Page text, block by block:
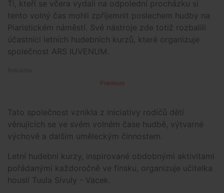
Ti, kteří se včera vydali na odpolední procházku si
tento volný čas mohli zpříjemnit poslechem hudby na
Piaristickém náměstí. Své nástroje zde totiž rozbalili
účastníci letních hudebních kurzů, které organizuje
společnost ARS IUVENUM.
Premium
Tato společnost vznikla z iniciativy rodičů dětí
věnujících se ve svém volném čase hudbě, výtvarné
výchově a dalším uměleckým činnostem.
Letní hudební kurzy, inspirované obdobnými aktivitami
pořádanými každoročně ve finsku, organizuje učitelka
houslí Tuula Sivuly - Vacek.